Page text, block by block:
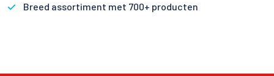
Breed assortiment met 700+ producten